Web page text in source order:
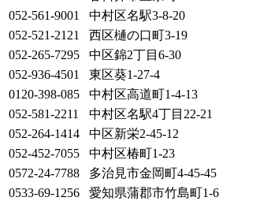
052-561-9001
中村区名駅3-8-20
052-521-2121
西区樋の口町3-19
052-265-7295
中区錦2丁目6-30
052-936-4501
東区葵1-27-4
0120-398-085
中村区高道町1-4-13
052-581-2211
中村区名駅4丁目22-21
052-264-1414
中区新栄2-45-12
052-452-7055
中村区椿町1-23
0572-24-7788
多治見市金岡町4-45-45
0533-69-1256
愛知県蒲郡市竹島町1-6